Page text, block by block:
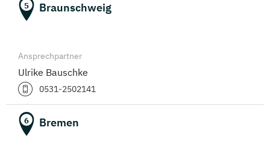
5 Braunschweig
Ansprechpartner
Ulrike Bauschke
0531-2502141
6 Bremen